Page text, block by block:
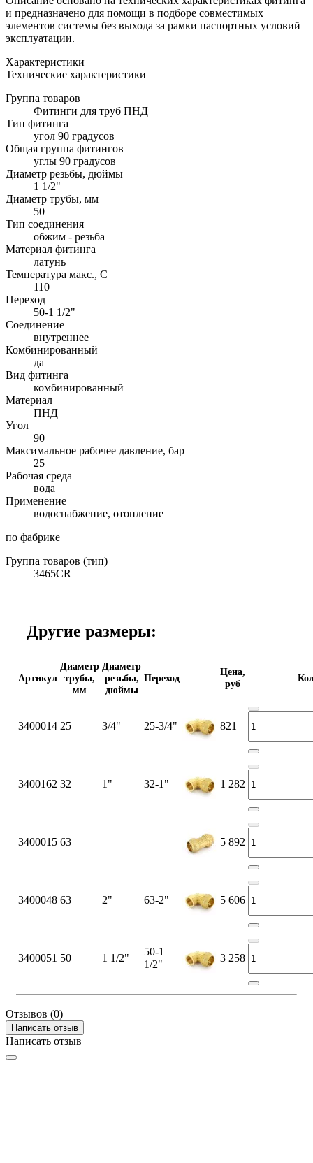
и предназначено для помощи в подборе совместимых
элементов системы без выхода за рамки паспортных условий
эксплуатации.
Характеристики
Технические характеристики
Группа товаров
Фитинги для труб ПНД
Тип фитинга
угол 90 градусов
Общая группа фитингов
углы 90 градусов
Диаметр резьбы, дюймы
1 1/2"
Диаметр трубы, мм
50
Тип соединения
обжим - резьба
Материал фитинга
латунь
Температура макс., С
110
Переход
50-1 1/2"
Соединение
внутреннее
Комбинированный
да
Вид фитинга
комбинированный
Материал
ПНД
Угол
90
Максимальное рабочее давление, бар
25
Рабочая среда
вода
Применение
водоснабжение, отопление
по фабрике
Группа товаров (тип)
3465CR
Другие размеры:
Артикул
Диаметр
трубы,
мм
Диаметр
резьбы,
дюймы
Переход
Цена,
руб
3400014 25 3/4" 25-3/4" 821
3400162 32 1" 32-1" 1 282
3400015 63 5 892
3400048 63 2" 63-2" 5 606
3400051 50 1 1/2"
50-1
1/2"
3 258
Отзывов (0)
Написать отзыв
Написать отзыв